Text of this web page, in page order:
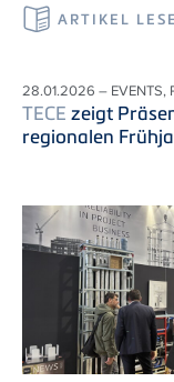
ARTIKEL
28.01.2026 – EVENTS,
TECE zeigt
regionalen